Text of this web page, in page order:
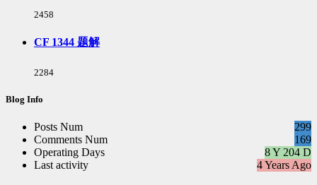
浏
次
2458
CF 1344 题解
浏
次
2284
Blog Info
299
Posts Num
169
Comments Num
8 Y 204 D
Operating Days
4 Years Ago
Last activity